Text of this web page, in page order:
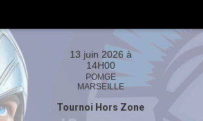
13 juin 2026 à
14H00
POMGE
MARSEILLE
Tournoi Hors Zone